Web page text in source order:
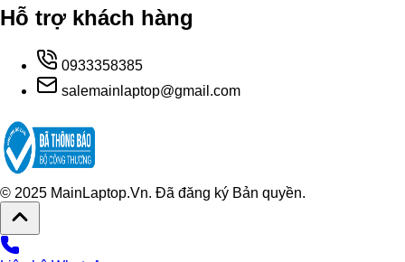
Hỗ trợ khách hàng
0933358385
salemainlaptop@gmail.com
© 2025 MainLaptop.Vn. Đã đăng ký Bản quyền.